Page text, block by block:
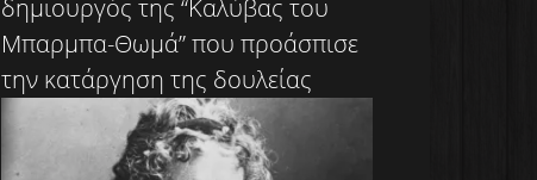
δημιουργός της “Καλύβας του
Μπαρμπα-Θωμά” που προάσπισε
την κατάργηση της δουλείας